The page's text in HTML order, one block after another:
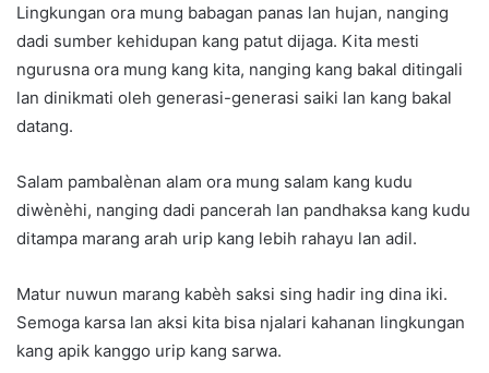
Lingkungan ora mung babagan panas lan hujan, nanging
dadi sumber kehidupan kang patut dijaga. Kita mesti
ngurusna ora mung kang kita, nanging kang bakal ditingali
lan dinikmati oleh generasi-generasi saiki lan kang bakal
datang.
Salam pambalènan alam ora mung salam kang kudu
diwènèhi, nanging dadi pancerah lan pandhaksa kang kudu
ditampa marang arah urip kang lebih rahayu lan adil.
Matur nuwun marang kabèh saksi sing hadir ing dina iki.
Semoga karsa lan aksi kita bisa njalari kahanan lingkungan
kang apik kanggo urip kang sarwa.